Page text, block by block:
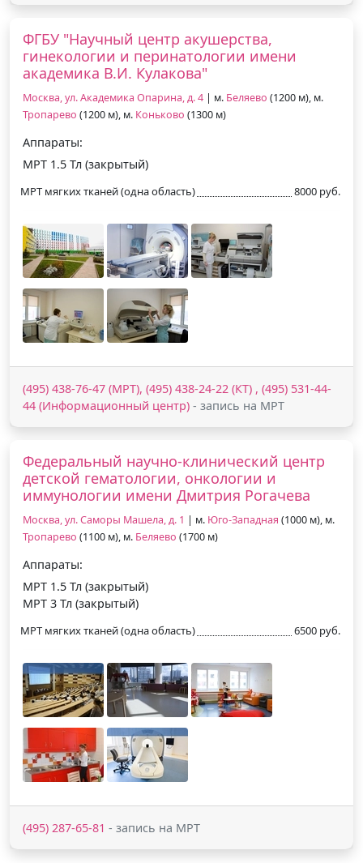
ФГБУ "Научный центр акушерства,
гинекологии и перинатологии имени
академика В.И. Кулакова"
Москва, ул. Академика Опарина, д. 4 | м. Беляево (1200 м), м.
Тропарево (1200 м), м. Коньково (1300 м)
Аппараты:
МРТ 1.5 Тл (закрытый)
МРТ мягких тканей (одна область) 8000 руб.
(495) 438-76-47 (МРТ), (495) 438-24-22 (КТ) , (495) 531-44-
44 (Информационный центр) - запись на МРТ
Федеральный научно-клинический центр
детской гематологии, онкологии и
иммунологии имени Дмитрия Рогачева
Москва, ул. Саморы Машела, д. 1 | м. Юго-Западная (1000 м), м.
Тропарево (1100 м), м. Беляево (1700 м)
Аппараты:
МРТ 1.5 Тл (закрытый)
МРТ 3 Тл (закрытый)
МРТ мягких тканей (одна область) 6500 руб.
(495) 287-65-81 - запись на МРТ